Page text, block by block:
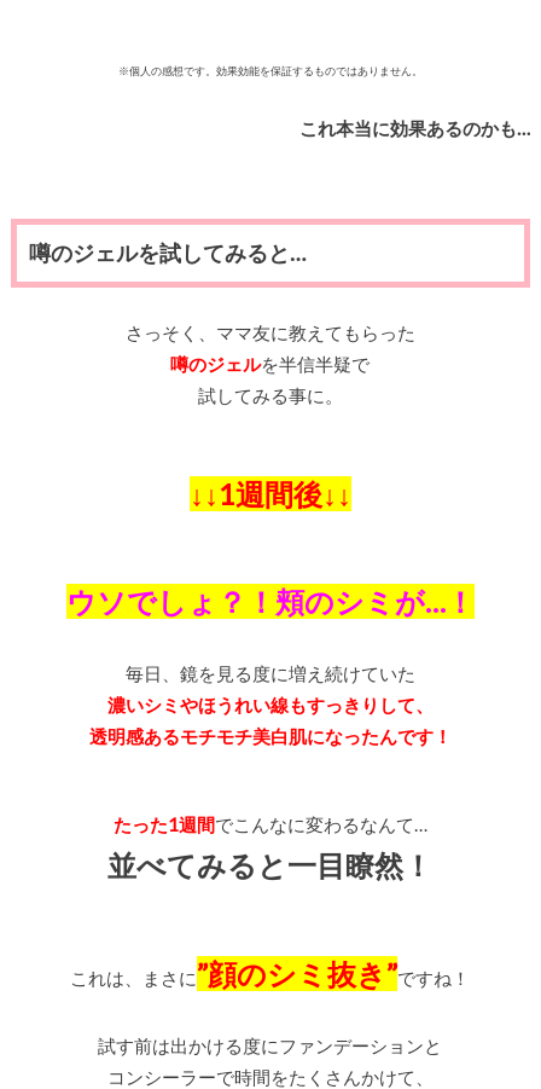
※個人の感想です。効果効能を保証するものではありません。
これ本当に効果あるのかも…
噂のジェルを試してみると…
さっそく、ママ友に教えてもらった
噂のジェルを半信半疑で
試してみる事に。
↓↓1週間後↓↓
ウソでしょ？！頬のシミが…！
毎日、鏡を見る度に増え続けていた
濃いシミやほうれい線もすっきりして、
透明感あるモチモチ美白肌になったんです！
たった1週間でこんなに変わるなんて…
並べてみると一目瞭然！
これは、まさに”顔のシミ抜き”ですね！
試す前は出かける度にファンデーションと
コンシーラーで時間をたくさんかけて、